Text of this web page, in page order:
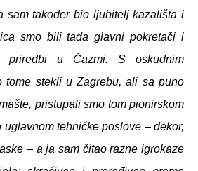
sam također bio ljubitelj kazališta i
smo bili tada glavni pokretači i
priredbi u Čazmi. S oskudnim
tome stekli u Zagrebu, ali sa puno
pristupali smo tom pionirskom
tehničke poslove – dekor,
– a ja sam čitao razne igrokaze